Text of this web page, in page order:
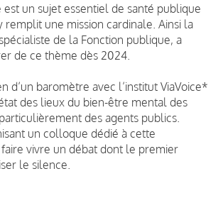
est un sujet essentiel de santé publique
remplit une mission cardinale. Ainsi la
de la Fonction publique, a
de ce thème dès 2024.
d’un baromètre avec l’institut ViaVoice*
des lieux du bien-être mental des
des agents publics.
un colloque dédié à cette
vivre un débat dont le premier
le silence.